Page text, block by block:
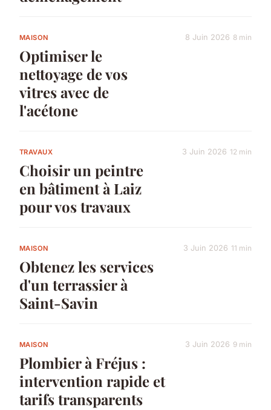
MAISON
Optimiser le
nettoyage de vos
vitres avec de
l'acétone
8 Juin 2026 8 min
TRAVAUX
Choisir un peintre
en bâtiment à Laiz
pour vos travaux
3 Juin 2026 12 min
MAISON
Obtenez les services
d'un terrassier à
Saint-Savin
3 Juin 2026 11 min
MAISON
Plombier à Fréjus :
intervention rapide et
tarifs transparents
3 Juin 2026 9 min